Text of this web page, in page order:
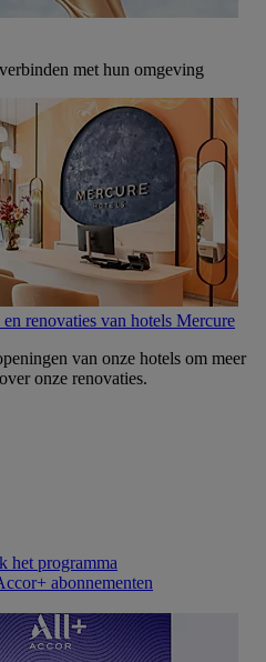
met hun omgeving
renovaties van hotels Mercure
van onze hotels om meer
onze renovaties.
het programma
abonnementen